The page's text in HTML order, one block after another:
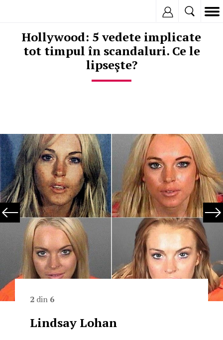
Hollywood: 5 vedete implicate
tot timpul în scandaluri. Ce le
lipseşte?
2 din 6
Lindsay Lohan